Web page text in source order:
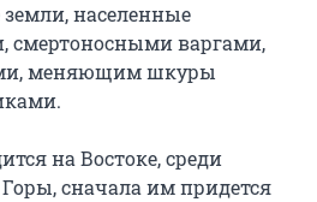
земли, населенные
смертоносными варгами,
меняющим шкуры
на Востоке, среди
сначала им придется